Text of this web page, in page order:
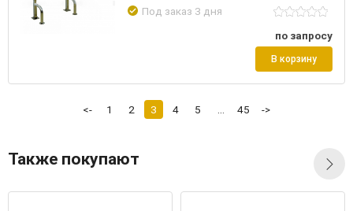
Под заказ 3 дня
по запросу
В корзину
<- 1 2 3 4 5 45 ->
Также покупают